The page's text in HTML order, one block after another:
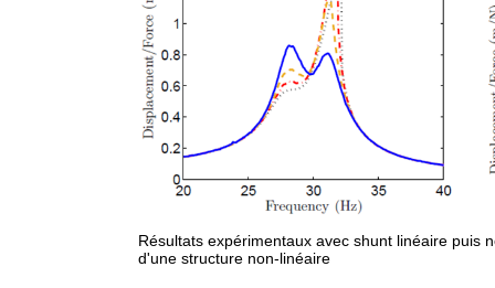
Résultats expérimentaux avec shunt linéaire puis
d'une structure non-linéaire